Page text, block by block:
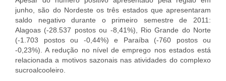
junho, são do Nordeste os três estados que apresentaram
saldo negativo durante o primeiro semestre de 2011:
Alagoas (-28.537 postos ou -8,41%), Rio Grande do Norte
(-1.703 postos ou -0,44%) e Paraíba (-760 postos ou
-0,23%). A redução no nível de emprego nos estados está
relacionada a motivos sazonais nas atividades do complexo
sucroalcooleiro.